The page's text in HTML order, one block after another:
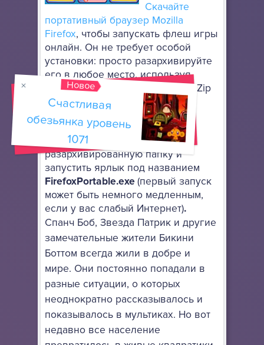
Скачайте
портативный браузер Mozilla
Firefox, чтобы запускать флеш игры
онлайн. Он не требует особой
установки: просто разархивируйте
его в любое место, используя
архиватор, поддерживающий 7-Zip
архивы.
Для того, чтобы запустить сам
браузер, нужно зайти в
разархивированную папку и
запустить ярлык под названием
FirefoxPortable.exe(первый запуск
может быть немного медленным,
если у вас слабый Интернет).
Спанч Боб, Звезда Патрик и другие
замечательные жители Бикини
Боттом всегда жили в добре и
мире. Они постоянно попадали в
разные ситуации, о которых
неоднократно рассказывалось и
показывалось в мультиках. Но вот
недавно все население
Новое
Счастливая
обезьянка уровень
1071